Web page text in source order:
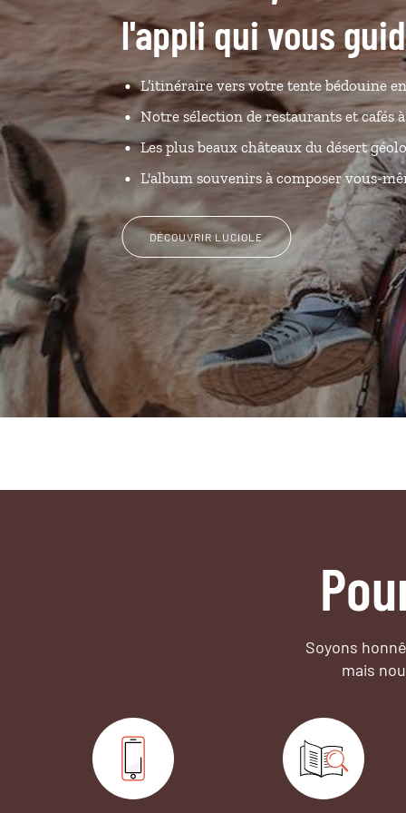
l'appli qui vous
L’itinéraire vers votre tente bédouine
Notre sélection de restaurants et cafés
Les plus beaux châteaux du désert
L'album souvenirs à composer vous-
DÉCOUVRIR LUCIOLE
Soyons
mais